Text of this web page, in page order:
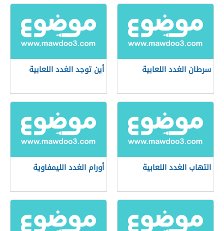
سرطان الغدد اللعابية أين توجد الغدد اللعابية
التهاب الغدد اللعابية أورام الغدد الليمفاوية